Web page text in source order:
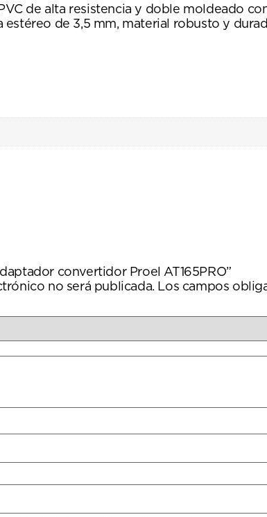
de alta resistencia y doble moldeado
estéreo de 3,5 mm, material robusto y
convertidor Proel AT165PRO”
no será publicada. Los campos